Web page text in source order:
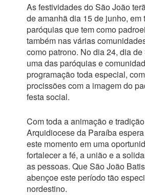
As festividades do São João
de amanhã dia 15 de junho, em
paróquias que tem como
também nas várias
como patrono. No dia 24, dia
uma das paróquias e
programação toda especial,
procissões com a imagem do
festa social.
Com toda a animação e
Arquidiocese da Paraíba
este momento em uma
fortalecer a fé, a união e a
as pessoas. Que São João
abençoe este período tão
nordestino.